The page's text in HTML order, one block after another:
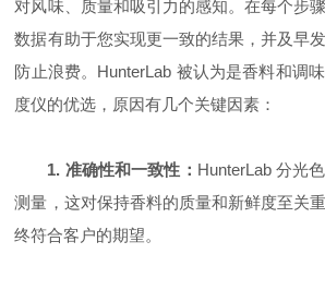
对风味、质量和吸引力的感知。在每个步
数据有助于您实现更一致的结果，并及早
防止浪费。HunterLab 被认为是香料和调
度仪的优选，原因有几个关键因素：
1. 准确性和一致性： HunterLab 分光
测量，这对保持香料的质量和新鲜度至关
终符合客户的期望。